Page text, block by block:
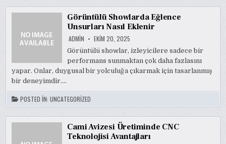
Görüntülü Showlarda Eğlence
Unsurları Nasıl Eklenir
ADMIN EKIM 20, 2025
Görüntülü showlar, izleyicilere sadece bir
performans sunmaktan çok daha fazlasını
yapar. Onlar, duygusal bir yolculuğa çıkarmak için tasarlanmış
bir deneyimdir….
POSTED IN:UNCATEGORIZED
Cami Avizesi Üretiminde CNC
Teknolojisi Avantajları